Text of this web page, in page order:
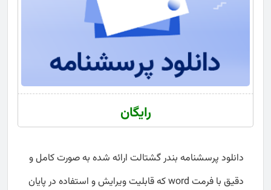
رایگان
دانلود پرسشنامه بندر گشتالت ارائه شده به صورت کامل و
دقیق با فرمت word که قابلیت ویرایش و استفاده در پایان